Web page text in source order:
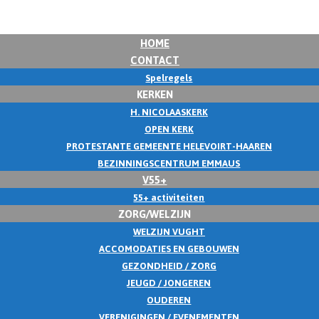
HOME
CONTACT
Spelregels
KERKEN
H. NICOLAASKERK
OPEN KERK
PROTESTANTE GEMEENTE HELEVOIRT-HAAREN
BEZINNINGSCENTRUM EMMAUS
V55+
55+ activiteiten
ZORG/WELZIJN
WELZIJN VUGHT
ACCOMODATIES EN GEBOUWEN
GEZONDHEID / ZORG
JEUGD / JONGEREN
OUDEREN